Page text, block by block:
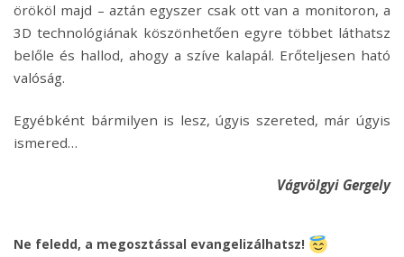
örököl majd – aztán egyszer csak ott van a monitoron, a
3D technológiának köszönhetően egyre többet láthatsz
belőle és hallod, ahogy a szíve kalapál. Erőteljesen ható
valóság.
Egyébként bármilyen is lesz, úgyis szereted, már úgyis
ismered…
Vágvölgyi Gergely
Ne feledd, a megosztással evangelizálhatsz!